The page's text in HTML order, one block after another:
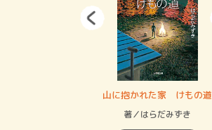
山に抱かれた家 けもの道
著／はらだみずき